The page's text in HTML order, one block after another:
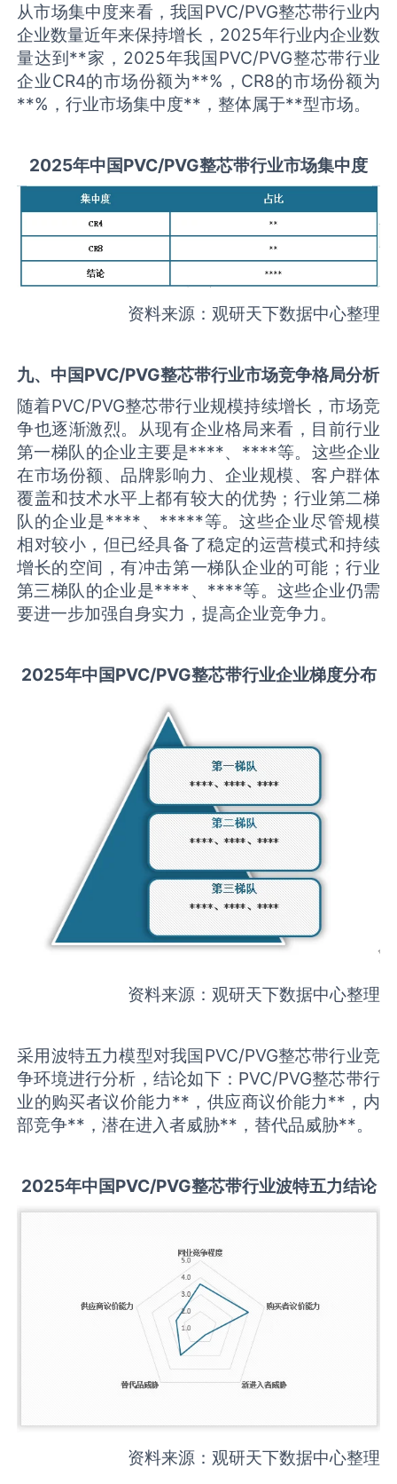
从市场集中度来看，我国PVC/PVG整芯带行业内
企业数量近年来保持增长，2025年行业内企业数
量达到**家，2025年我国PVC/PVG整芯带行业
企业CR4的市场份额为**%，CR8的市场份额为
**%，行业市场集中度**，整体属于**型市场。
2025年中国PVC/PVG整芯带行业市场集中度
资料来源：观研天下数据中心整理
九、中国PVC/PVG整芯带行业市场竞争格局分析
随着PVC/PVG整芯带行业规模持续增长，市场竞
争也逐渐激烈。从现有企业格局来看，目前行业
第一梯队的企业主要是****、****等。这些企业
在市场份额、品牌影响力、企业规模、客户群体
覆盖和技术水平上都有较大的优势；行业第二梯
队的企业是****、*****等。这些企业尽管规模
相对较小，但已经具备了稳定的运营模式和持续
增长的空间，有冲击第一梯队企业的可能；行业
第三梯队的企业是****、****等。这些企业仍需
要进一步加强自身实力，提高企业竞争力。
2025年中国PVC/PVG整芯带行业企业梯度分布
资料来源：观研天下数据中心整理
采用波特五力模型对我国PVC/PVG整芯带行业竞
争环境进行分析，结论如下：PVC/PVG整芯带行
业的购买者议价能力**，供应商议价能力**，内
部竞争**，潜在进入者威胁**，替代品威胁**。
2025年中国PVC/PVG整芯带行业波特五力结论
资料来源：观研天下数据中心整理